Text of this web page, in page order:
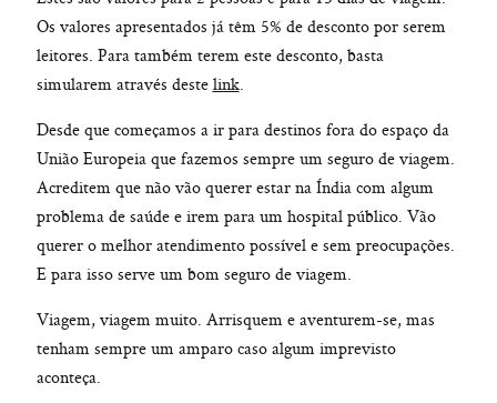
Os valores apresentados já têm 5% de desconto por serem
leitores. Para também terem este desconto, basta
simularem através destelink.
Desde que começamos a ir para destinos fora do espaço da
União Europeia que fazemos sempre um seguro de viagem.
Acreditem que não vão querer estar na Índia com algum
problema de saúde e irem para um hospital público. Vão
querer o melhor atendimento possível e sem preocupações.
E para isso serve um bom seguro de viagem.
Viagem, viagem muito. Arrisquem e aventurem-se, mas
tenham sempre um amparo caso algum imprevisto
aconteça.